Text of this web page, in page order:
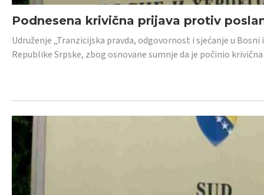
Podnesena krivična prijava protiv
Udruženje „Tranzicijska pravda, odgovornost i sjećanje u
Republike Srpske, zbog osnovane sumnje da je počinio